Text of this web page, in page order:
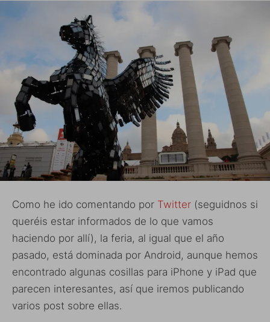
Como he ido comentando por Twitter (seguidnos si
queréis estar informados de lo que vamos
haciendo por allí), la feria, al igual que el año
pasado, está dominada por Android, aunque hemos
encontrado algunas cosillas para iPhone y iPad que
parecen interesantes, así que iremos publicando
varios post sobre ellas.